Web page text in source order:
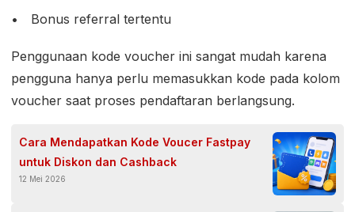
Bonus referral tertentu
Penggunaan kode voucher ini sangat mudah karena
pengguna hanya perlu memasukkan kode pada kolom
voucher saat proses pendaftaran berlangsung.
Cara Mendapatkan Kode Voucer Fastpay
untuk Diskon dan Cashback
12 Mei 2026